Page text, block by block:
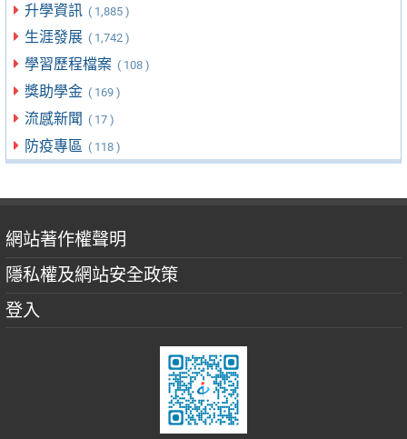
升學資訊 ( 1,885 )
生涯發展 ( 1,742 )
學習歷程檔案 ( 108 )
獎助學金 ( 169 )
流感新聞 ( 17 )
防疫專區 ( 118 )
網站著作權聲明
隱私權及網站安全政策
登入